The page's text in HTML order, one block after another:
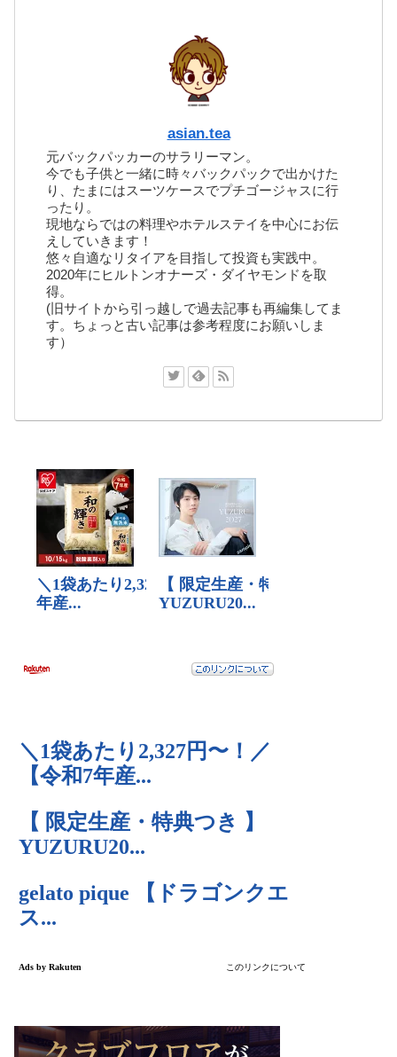
asian.tea
元バックパッカーのサラリーマン。
今でも子供と一緒に時々バックパックで出かけた
り、たまにはスーツケースでプチゴージャスに行
ったり。
現地ならではの料理やホテルステイを中心にお伝
えしていきます！
悠々自適なリタイアを目指して投資も実践中。
2020年にヒルトンオナーズ・ダイヤモンドを取
得。
(旧サイトから引っ越しで過去記事も再編集してま
す。ちょっと古い記事は参考程度にお願いしま
す）